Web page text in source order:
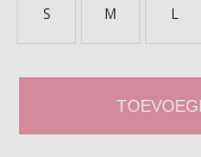
S M L